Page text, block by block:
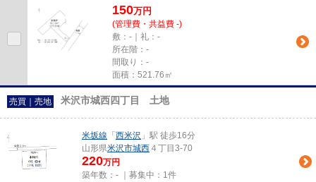
150万円
(管理費・共益費 -)
敷：-｜礼：-
所在階：-
間取り：-
面積：521.76㎡
売買｜売地 米沢市城西四丁目 土地
米坂線 「 西米沢 」駅 徒歩16分
山形県米沢市城西 ４丁目3-70
220万円
築年数：- ｜募集中： 1件